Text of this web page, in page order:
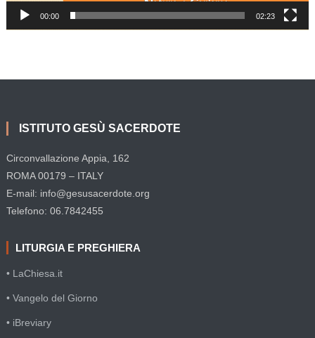
00:00 02:23
ISTITUTO GESÙ SACERDOTE
Circonvallazione Appia, 162
ROMA 00179 – ITALY
E-mail: info@gesusacerdote.org
Telefono: 06.7842455
LITURGIA E PREGHIERA
• LaChiesa.it
• Vangelo del Giorno
• iBreviary